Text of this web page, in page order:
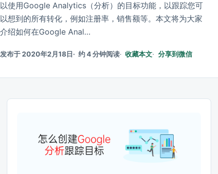
以使用Google Analytics（分析）的目标功能，以跟踪您可
以想到的所有转化，例如注册率，销售额等。本文将为大家
介绍如何在Google Anal…
发布于 2020年2月18日 约 4 分钟阅读 收藏本文 分享到微信